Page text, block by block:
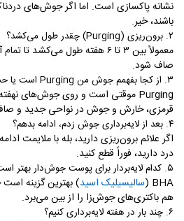
نشانه پاکسازی است. اما اگر جوش‌های
باشند، خیر.
۲. برون‌ریزی (Purging) چقدر طول می‌کشد؟
معمولاً بین ۳ تا ۶ هفته طول
صاف شود.
۳. از کجا بفهمم جوش من Purging است یا
Purging موقتی است و روی جوش‌های
قرمزی، خارش و جوش در نواحی جدید و
۴. بعد از لایه‌برداری جوش زدم، ادامه بدهم؟
اگر علائم برون‌ریزی دارید، بله با ملایمت
درد دارید، فوراً قطع کنید.
۵. کدام لایه‌بردار برای پوست جوش‌دار بهتر
BHA
(سالیسیلیک اسید) بهترین گزینه
هم باکتری‌های جوش‌زا را از بین می‌برد.
۶. چند بار در هفته لایه‌برداری کنیم؟